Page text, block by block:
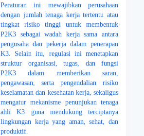
Peraturan ini mewajibkan perusahaan
dengan jumlah tenaga kerja tertentu atau
tingkat risiko tinggi untuk membentuk
P2K3 sebagai wadah kerja sama antara
pengusaha dan pekerja dalam penerapan
K3. Selain itu, regulasi ini menetapkan
struktur organisasi, tugas, dan fungsi
P2K3 dalam memberikan saran,
pengawasan, serta pengendalian risiko
keselamatan dan kesehatan kerja, sekaligus
mengatur mekanisme penunjukan tenaga
ahli K3 guna mendukung terciptanya
lingkungan kerja yang aman, sehat, dan
produktif.